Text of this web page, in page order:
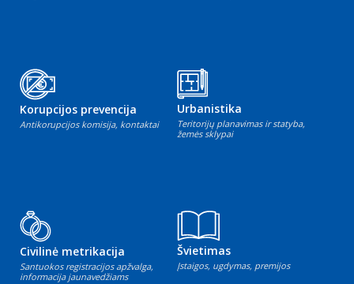
Korupcijos prevencija
Antikorupcijos komisija, kontaktai
Urbanistika
Teritorijų planavimas ir statyba,
žemės sklypai
Civilinė metrikacija
Santuokos registracijos apžvalga,
informacija jaunavedžiams
Švietimas
Įstaigos, ugdymas, premijos